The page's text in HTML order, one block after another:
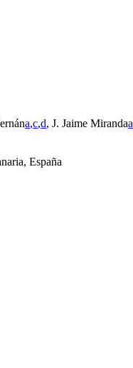
a,c,d, J. Jaime Mirandaa
España